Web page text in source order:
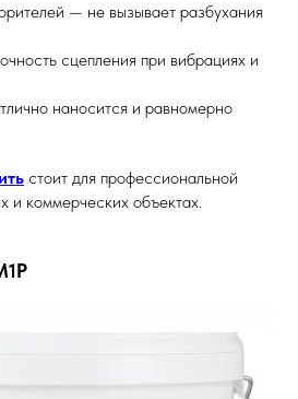
— не вызывает разбухания
сцепления при вибрациях и
наносится и равномерно
стоит для профессиональной
и коммерческих объектах.